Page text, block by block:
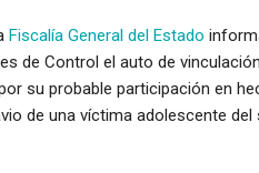
Fiscalía General del Estado
de Control el auto de
su probable participación en
de una víctima adolescente